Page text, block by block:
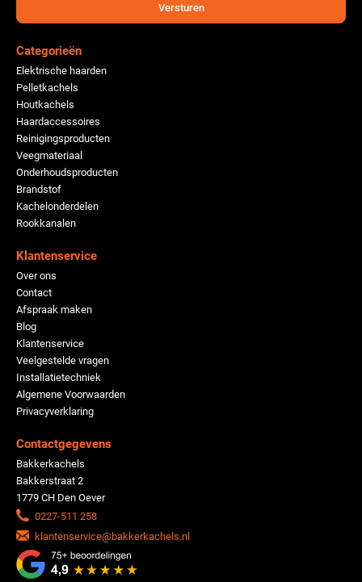
Versturen
Categorieën
Elektrische haarden
Pelletkachels
Houtkachels
Haardaccessoires
Reinigingsproducten
Veegmateriaal
Onderhoudsproducten
Brandstof
Kachelonderdelen
Rookkanalen
Klantenservice
Over ons
Contact
Afspraak maken
Blog
Klantenservice
Veelgestelde vragen
Installatietechniek
Algemene Voorwaarden
Privacyverklaring
Contactgegevens
Bakkerkachels
Bakkerstraat 2
1779 CH Den Oever
0227-511 258
klantenservice@bakkerkachels.nl